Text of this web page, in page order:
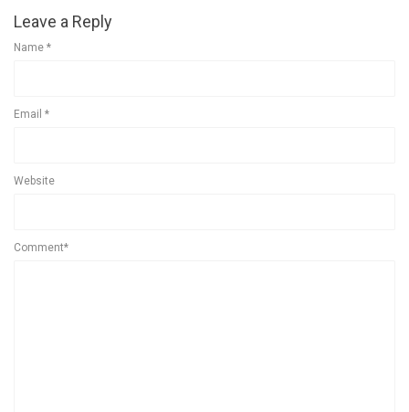
Leave a Reply
Name *
Email *
Website
Comment*